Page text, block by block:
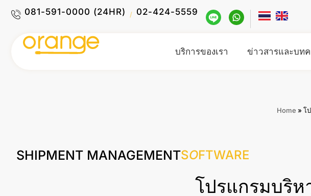
081-591-0000 (24HR) / 02-424-5559
บริการของเรา ข่าวสารและบท
Home » โ
SHIPMENT MANAGEMENTSOFTWARE
โปรแกรมบริ